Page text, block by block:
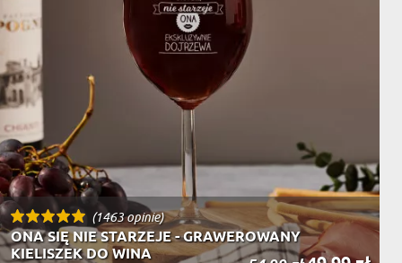
(1463 opinie)
ONA SIĘ NIE STARZEJE - GRAWEROWANY
KIELISZEK DO WINA